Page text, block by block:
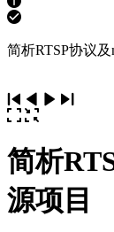
简析RTSP协议
简析
源项目